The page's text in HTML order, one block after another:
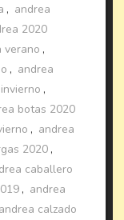
, andrea
2020
verano ,
, andrea
,
botas 2020
, andrea
2020 ,
caballero
, andrea
andrea calzado